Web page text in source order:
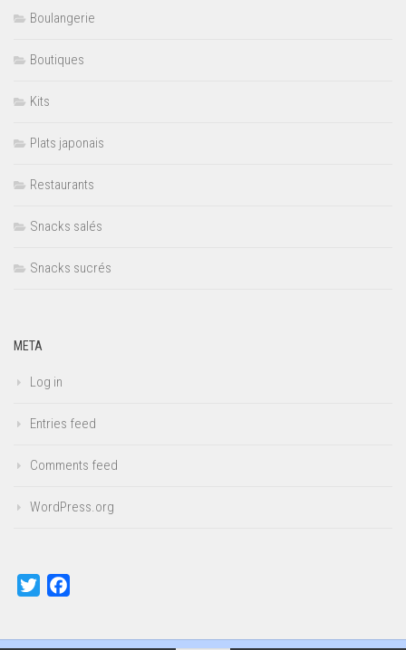
Boulangerie
Boutiques
Kits
Plats japonais
Restaurants
Snacks salés
Snacks sucrés
META
Log in
Entries feed
Comments feed
WordPress.org
Twitter